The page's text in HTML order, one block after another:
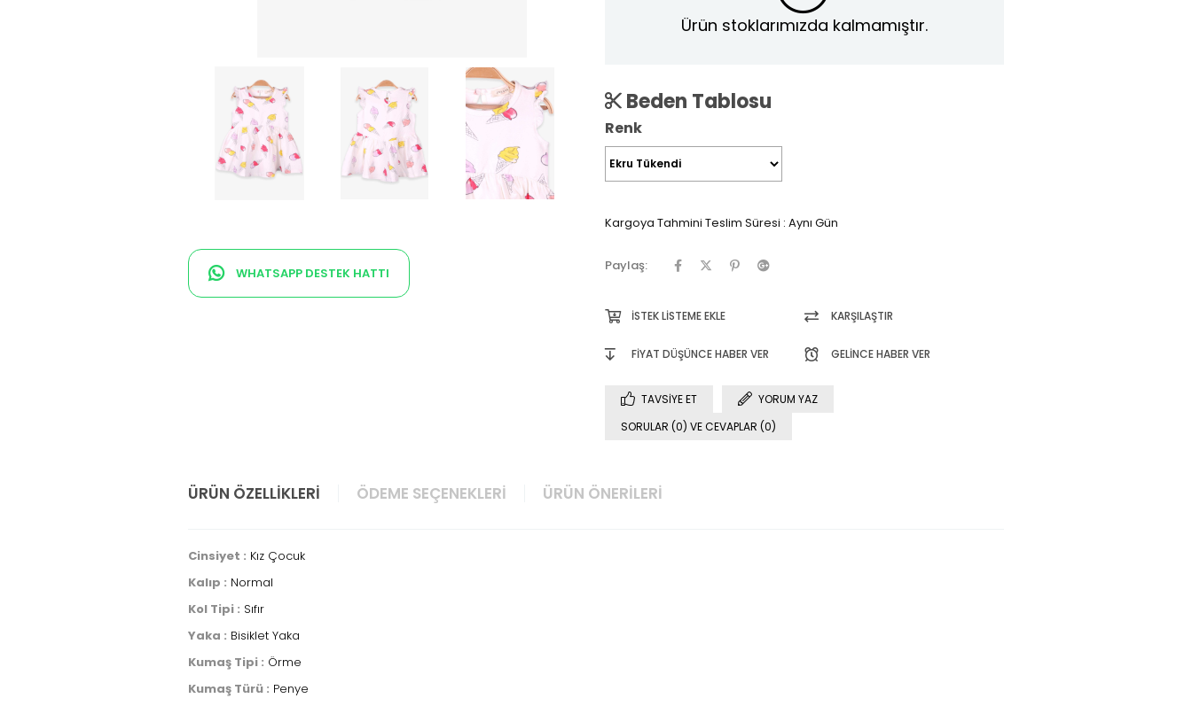
WHATSAPP DESTEK HATTI
Ürün stoklarımızda kalmamıştır.
Beden Tablosu
Renk
Kargoya Tahmini Teslim Süresi : Aynı Gün
Paylaş:
İSTEK LISTEME EKLE KARŞILAŞTIR
FIYAT DÜŞÜNCE HABER VER GELINCE HABER VER
TAVSIYE ET
YORUM YAZ
SORULAR (0) VE CEVAPLAR (0)
ÜRÜN ÖZELLIKLERI ÖDEME SEÇENEKLERI ÜRÜN ÖNERILERI
Cinsiyet : Kız Çocuk
Kalıp : Normal
Kol Tipi : Sıfır
Yaka : Bisiklet Yaka
Kumaş Tipi : Örme
Kumaş Türü : Penye